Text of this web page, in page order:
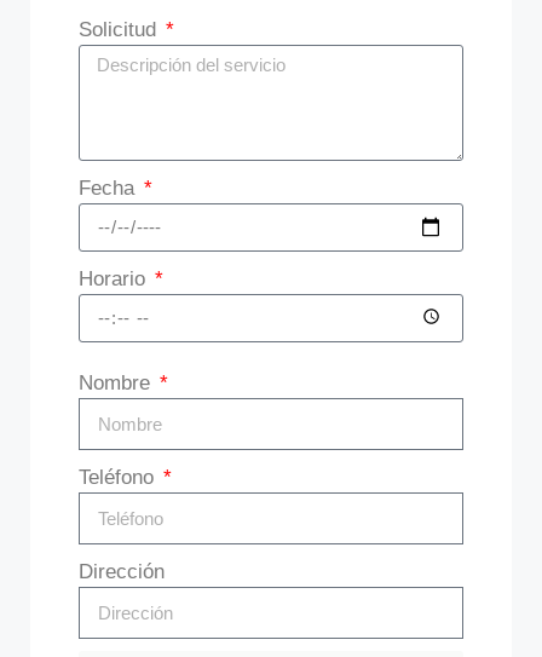
Solicitud
Fecha
Horario
Nombre
Teléfono
Dirección